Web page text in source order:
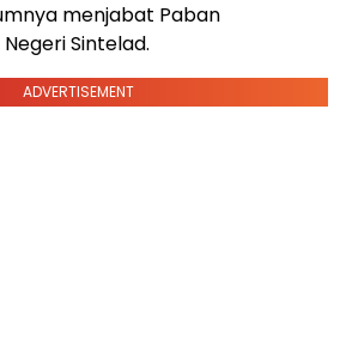
menjabat Paban
Sintelad.
ADVERTISEMENT